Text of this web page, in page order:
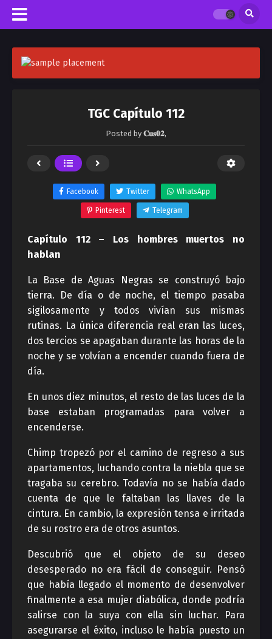
TGC Capítulo 112
Posted by 𝐂𝐮𝐬𝟎𝟐,
Facebook Twitter WhatsApp
Pinterest Telegram
Capítulo 112 – Los hombres muertos no
hablan
La Base de Aguas Negras se construyó bajo
tierra. De día o de noche, el tiempo pasaba
sigilosamente y todos vivían sus mismas
rutinas. La única diferencia real eran las luces,
dos tercios se apagaban durante las horas de la
noche y se volvían a encender cuando fuera de
día.
En unos diez minutos, el resto de las luces de la
base estaban programadas para volver a
encenderse.
Chimp tropezó por el camino de regreso a sus
apartamentos, luchando contra la niebla que se
tragaba su cerebro. Todavía no se había dado
cuenta de que le faltaban las llaves de la
cintura. En cambio, la expresión tensa e irritada
de su rostro era de otros asuntos.
Descubrió que el objeto de su deseo
desesperado no era fácil de conseguir. Pensó
que había llegado el momento de desenvolver
finalmente a esa mujer diabólica, donde podría
salirse con la suya con ella sin luchar. Para
asegurarse el éxito, incluso le había puesto un